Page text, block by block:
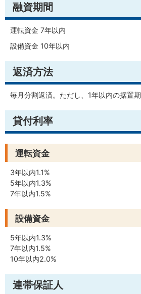
融資期間
運転資金 7年以内
設備資金 10年以内
返済方法
毎月分割返済。ただし、1年以内の据置
貸付利率
運転資金
3年以内1.1%
5年以内1.3%
7年以内1.5%
設備資金
5年以内1.3%
7年以内1.5%
10年以内2.0%
連帯保証人